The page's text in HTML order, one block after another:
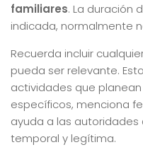
familiares. La duración
indicada, normalmente
Recuerda incluir
pueda ser relevante.
actividades que
específicos, menciona
ayuda a las autoridades
temporal y legítima.